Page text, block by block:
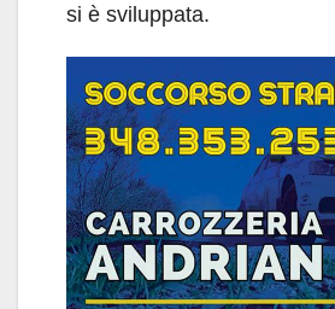
si è sviluppata.